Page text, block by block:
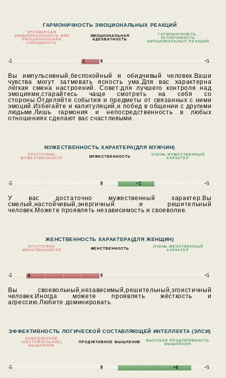
ГАРМОНИЧНОСТЬ ЭМОЦИОНАЛЬНЫХ РЕАКЦИЙ
ЧРЕЗМЕРНАЯ
ЭМОЦИОНАЛЬНОСТЬ ИЛИ
ЭМОЦИОНАЛЬНАЯ
ХОЛОДНОСТЬ
ЭМОЦИОНАЛЬНАЯ
АДЕКВАТНОСТЬ
ГАРМОНИЧНОСТЬ,
УСТОЙЧИВОСТЬ
ЭМОЦИОНАЛЬНЫХ РЕАКЦИЙ
-5 -1 0 +5
Вы импульсивный,беспокойный и обидчивый человек.Ваши
чувства могут затмевать ясность ума.Для вас характерна
лёгкая смена настроений.Совет:для лучшего контроля над
эмоциями,старайтесь чаще смотреть на себя со
стороны.Отделяйте события и предметы от связанных с ними
эмоций.Избегайте и капитуляций,и побед в общении с другими
людьми.Лишь гармония и непосредственность в любых
отношениях сделают вас счастливыми.
МУЖЕСТВЕННОСТЬ ХАРАКТЕРА(ДЛЯ МУЖЧИН)
ОТСУТСТВИЕ
МУЖЕСТВЕННОСТИ
МУЖЕСТВЕННОСТЬ
ОЧЕНЬ МУЖЕСТВЕННЫЙ
ХАРАКТЕР
-5 0 +2 +5
У вас достаточно мужественный характер.Вы
смелый,настойчивый,энергичный и решительный
человек.Можете проявлять независимость и своеволие.
ЖЕНСТВЕННОСТЬ ХАРАКТЕРА(ДЛЯ ЖЕНЩИН)
ОТСУТСТВИЕ
ЖЕНСТВЕННОСТИ
ЖЕНСТВЕННОСТЬ
ОЧЕНЬ ЖЕНСТВЕННЫЙ
ХАРАКТЕР
-5 -4 0 +5
Вы своевольный,независимый,решительный,эгоистичный
человек.Иногда можете проявлять жёсткость и
агрессию.Любите доминировать.
ЭФФЕКТИВНОСТЬ ЛОГИЧЕСКОЙ СОСТАВЛЯЮЩЕЙ ИНТЕЛЛЕКТА (ЭЛСИ)
ЗАМЕДЛЕННОЕ
(ОБСТОЯТЕЛЬНОЕ)
МЫШЛЕНИЕ
ПРОДУКТИВНОЕ МЫШЛЕНИЕ
ВЫСОКАЯ ПРОДУКТИВНОСТЬ
МЫШЛЕНИЯ
-5 0 +4 +5